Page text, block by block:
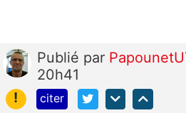
Publié par
20h41
!
citer